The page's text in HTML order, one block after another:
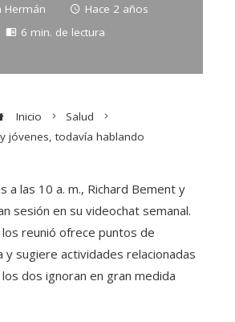
Hermán
Hace 2 años
6 min. de lectura
Inicio
Salud
jóvenes, todavía hablando
a las 10 a. m., Richard Bement y
sesión en su videochat semanal.
reunió ofrece puntos de
y sugiere actividades relacionadas
dos ignoran en gran medida